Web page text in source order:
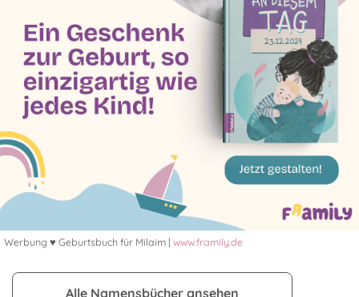
Werbung ♥ Geburtsbuch für Milaim | www.framily.de
Alle Namensbücher ansehen